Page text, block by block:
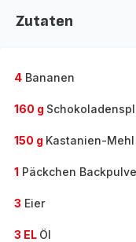
Zutaten
4 Bananen
160 g
150 g Kastanien-Mehl
1 Päckchen
3 Eier
3 EL Öl